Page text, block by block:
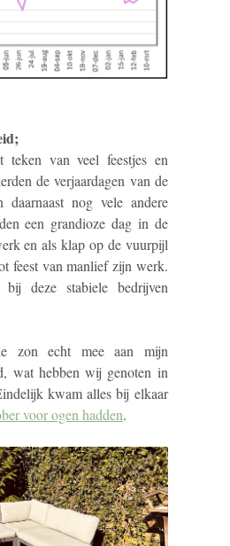
teken van veel feestjes en
de verjaardagen van de
daarnaast nog vele andere
een grandioze dag in de
en als klap op de vuurpijl
feest van manlief zijn werk.
deze stabiele bedrijven
zon echt mee aan mijn
wat hebben wij genoten in
kwam alles bij elkaar
voor ogen hadden.